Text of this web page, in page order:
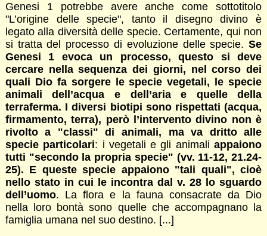
Genesi 1 potrebbe avere anche come sottotitolo
"L’origine delle specie", tanto il disegno divino è
legato alla diversità delle specie. Certamente, qui non
si tratta del processo di evoluzione delle specie.Se
Genesi 1 evoca un processo, questo si deve
cercare nella sequenza dei giorni, nel corso dei
quali Dio fa sorgere le specie vegetali, le specie
animali dell’acqua e dell’aria e quelle della
terraferma. I diversi biotipi sono rispettati (acqua,
firmamento, terra), però l’intervento divino non è
rivolto a "classi" di animali, ma va dritto alle
specie particolari: i vegetali e gli animaliappaiono
tutti "secondo la propria specie" (vv. 11-12, 21.24-
25). E queste specie appaiono "tali quali", cioè
nello stato in cui le incontra dal v. 28 lo sguardo
dell’uomo. La flora e la fauna consacrate da Dio
nella loro bontà sono quelle che accompagnano la
famiglia umana nel suo destino. [...]